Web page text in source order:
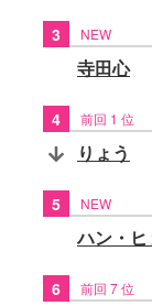
3 NEW
寺田心
4 前回 1 位
りょう
5 NEW
ハン・
6 前回 7 位